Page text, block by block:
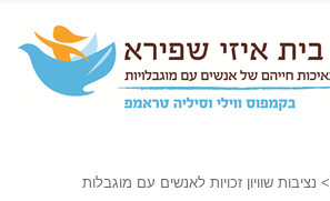
> נציבות שוויון זכויות לאנשים עם מוגבלות